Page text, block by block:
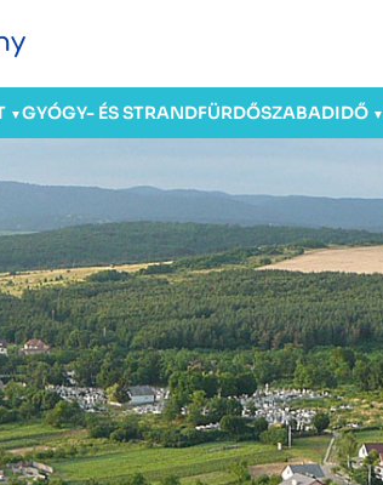
▼GYÓGY- ÉS STRANDFÜRDŐSZABADIDŐ ▼